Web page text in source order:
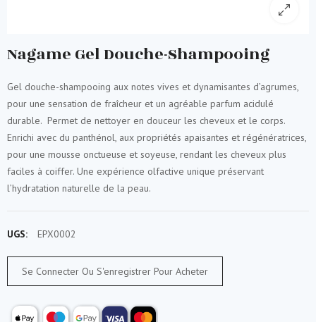
Nagame Gel Douche-Shampooing
Gel douche-shampooing aux notes vives et dynamisantes d’agrumes,
pour une sensation de fraîcheur et un agréable parfum acidulé
durable. Permet de nettoyer en douceur les cheveux et le corps.
Enrichi avec du panthénol, aux propriétés apaisantes et régénératrices,
pour une mousse onctueuse et soyeuse, rendant les cheveux plus
faciles à coiffer. Une expérience olfactive unique préservant
l’hydratation naturelle de la peau.
UGS: EPX0002
Se Connecter Ou S'enregistrer Pour Acheter